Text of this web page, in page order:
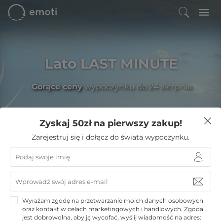
Lato LAST MINUTE
Gorące cenywypoczynku do 24 sierpnia
Filtruj
Emoti » Hotele nad morzem » Kołobrzeg noclegi »
VacationClub Seaside Studio
VacationClub Seaside Studio
Kołobrzeg
Zyskaj 50zł na pierwszy zakup!
Zarejestruj się i dołącz do świata wypoczynku.
Wyrażam zgodę na przetwarzanie moich danych osobowych
oraz kontakt w celach marketingowych i handlowych. Zgoda
jest dobrowolna, aby ją wycofać, wyślij wiadomość na adres: